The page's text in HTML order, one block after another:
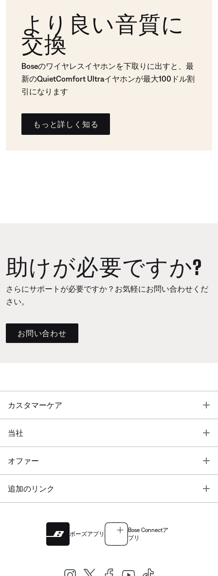
より良い音質に
交換
Boseのワイヤレスイヤホンを下取りに出すと、最
新のQuietComfort Ultraイヤホンが最大100ドル割
引になります
もっと詳しく知る
助けが必要ですか?
さらにサポートが必要ですか？お気軽にお問い合わせくだ
さい。
お問い合わせ
カスタマーケア
当社
オファー
追加のリンク
ボーズアプリ
Bose Connectア
プリ